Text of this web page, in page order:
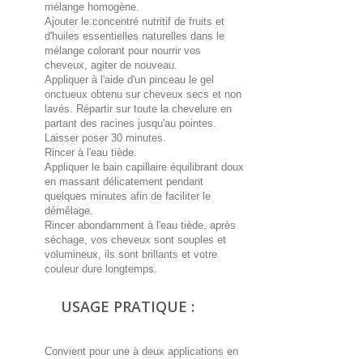
mélange homogène.
Ajouter le concentré nutritif de fruits et
d'huiles essentielles naturelles dans le
mélange colorant pour nourrir vos
cheveux, agiter de nouveau.
Appliquer à l'aide d'un pinceau le gel
onctueux obtenu sur cheveux secs et non
lavés. Répartir sur toute la chevelure en
partant des racines jusqu'au pointes.
Laisser poser 30 minutes.
Rincer à l'eau tiède.
Appliquer le bain capillaire équilibrant doux
en massant délicatement pendant
quelques minutes afin de faciliter le
démêlage.
Rincer abondamment à l'eau tiède, après
séchage, vos cheveux sont souples et
volumineux, ils sont brillants et votre
couleur dure longtemps.
USAGE PRATIQUE :
Convient pour une à deux applications en